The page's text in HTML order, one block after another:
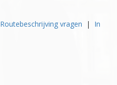
Routebeschrijving vragen | In